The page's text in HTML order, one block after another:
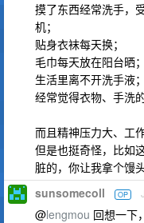
摸了东西经常洗手，
机；
贴身衣袜每天换；
毛巾每天放在阳台晒；
生活里离不开洗手液；
经常觉得衣物、手洗
而且精神压力大、工
但是也挺奇怪，比如
脏的，你让我拿个馒
sunsomecoll OP
@lengmou 回想一下